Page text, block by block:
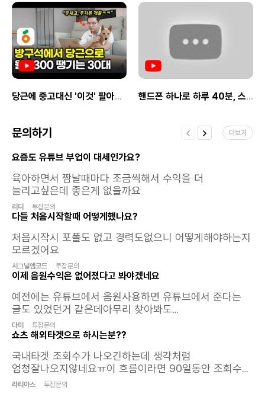
당근에 중고대신 '이것' 팔아서 월 순수익 2300만원 버는 30대 사장님 핸드폰 하나로 하루 40분, 스레드에 글써서 월 300 버는 30대 (직장인 부업, 초보 가능)
문의하기 더보기
요즘도 유튜브 부업이 대세인가요?
육아하면서 짬날때마다 조금씩해서 수익을 더
늘리고싶은데 좋은게 없을까요
리디 투잡문의
다들 처음시작할때 어떻게했나요?
처음시작시 포폴도 없고 경력도없으니 어떻게해야하는지
모르겠어요
시그널엠코드 투잡문의
이제 음원수익은 없어졌다고 봐야겠네요
예전에는 유튜브에서 음원사용하면 유튜브에서 준다는
글도 있었던거 같은데아무리 찾아봐도
없네요 짤스튜디오 여기가 그래도 잘쳐주는곳이였는데
이제는 날라갔으니조회수익과 광고수익 쿠파스 수익만을
ㅋㅋㅋㅋㅋㅋㅋㅋㅋ 진짜 잡힐듯말듯
다미 투잡문의
쇼츠 해외타겟으로 하시는분??
국내타겟 조회수가 나오긴하는데 생각처럼
엄청잘나오지않네요ㅠ이 흐름이라면 90일동안 조회수
1000만을 무조건 못채우는 상황이라..해외로 타겟을
라티아스 투잡문의